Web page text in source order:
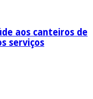
aos canteiros de
serviços